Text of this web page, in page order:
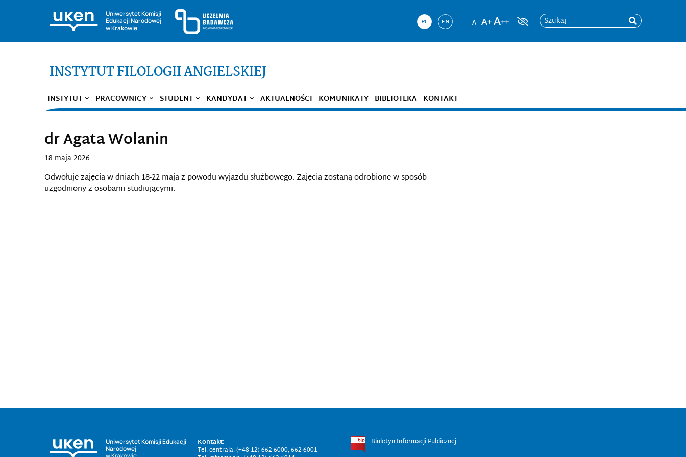
Uniwersytet Komisji
Edukacji Narodowej
w Krakowie
PL EN Szukaj
INSTYTUT FILOLOGII ANGIELSKIEJ
INSTYTUT PRACOWNICY STUDENT KANDYDAT AKTUALNOŚCI KOMUNIKATY BIBLIOTEKA KONTAKT
dr Agata Wolanin
18 maja 2026
Odwołuje zajęcia w dniach 18-22 maja z powodu wyjazdu służbowego. Zajęcia zostaną odrobione w sposób
uzgodniony z osobami studiującymi.
Uniwersytet Komisji Edukacji
Narodowej
Kontakt:
Tel. centrala: (+48 12) 662-6000, 662-6001
Biuletyn Informacji Publicznej